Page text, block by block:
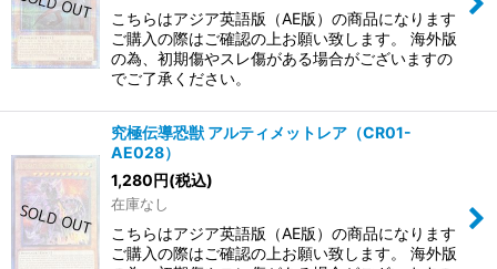
こちらはアジア英語版（AE版）の商品になります
ご購入の際はご確認の上お願い致します。 海外版
の為、初期傷やスレ傷がある場合がございますの
でご了承ください。
究極伝導恐獣 アルティメットレア（CR01-
AE028）
1,280円(税込)
在庫なし
こちらはアジア英語版（AE版）の商品になります
ご購入の際はご確認の上お願い致します。 海外版